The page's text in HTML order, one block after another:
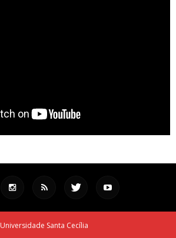
Universidade Santa Cecília